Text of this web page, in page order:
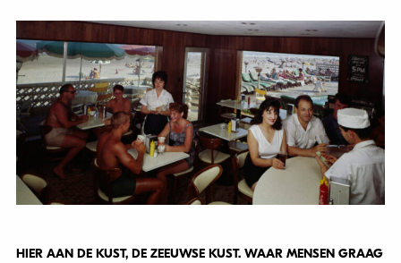
HIER AAN DE KUST, DE ZEEUWSE KUST. WAAR MENSEN GRAAG